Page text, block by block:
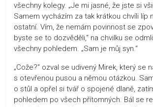
všechny kolegy. „Je mi jasné, že jste si
Samem vycházím za tak krátkou chvíli líp
ostatní. Vím, že nemám povinnost se
byste se to dozvěděli,“ na chvilku se
všechny pohledem. „Sam je můj syn.“
„Cože?“ ozval se udivený Mirek, který se
s otevřenou pusou a němou otázkou.
o stůl a opřel si tvář o spojené dlaně,
pohledem po všech přítomných. Bál se